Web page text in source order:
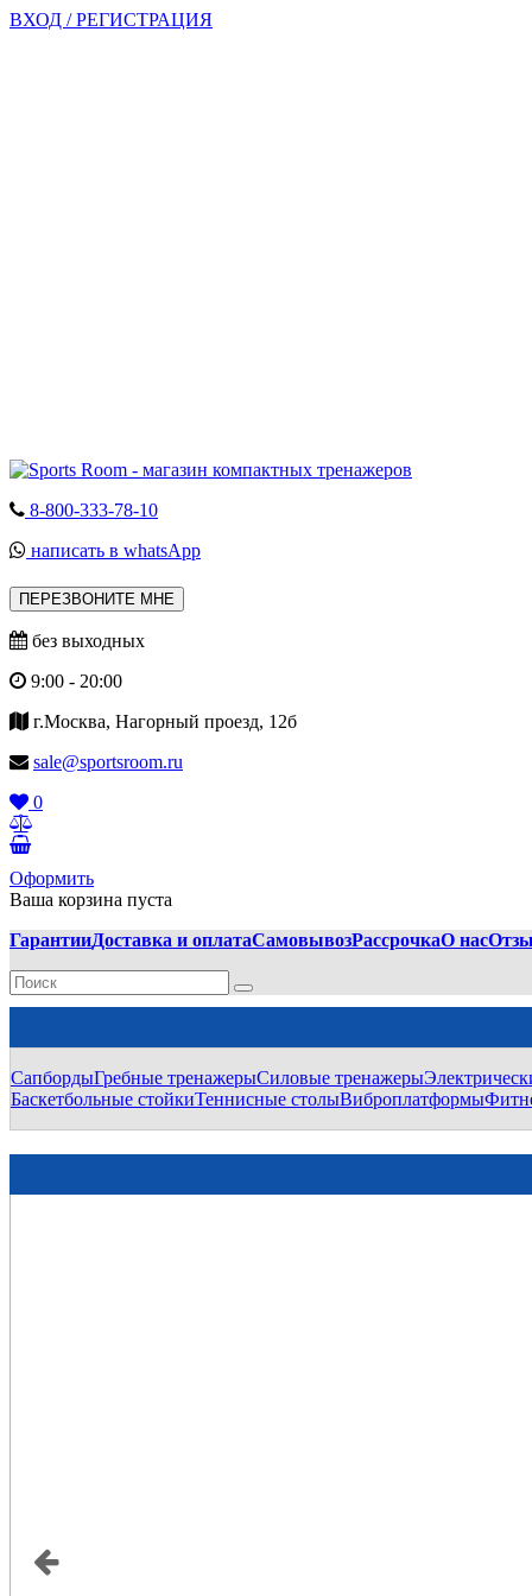
ВХОД / РЕГИСТРАЦИЯ
8-800-333-78-10
написать в whatsApp
ПЕРЕЗВОНИТЕ МНЕ
без выходных
9:00 - 20:00
г.Москва, Нагорный проезд, 12б
sale@sportsroom.ru
0
Оформить
Ваша корзина пуста
ГарантииДоставка и оплатаСамовывозРассрочкаО нас
СапбордыГребные тренажерыСиловые тренажеры
Баскетбольные стойкиТеннисные столыВиброплатформы